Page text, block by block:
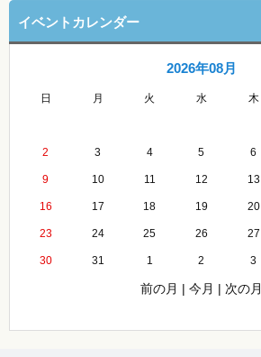
イベントカレンダー
2026年08月
日 月 火 水 木
2 3 4 5 6
9 10 11 12 13
16 17 18 19 20
23 24 25 26 27
30 31 1 2 3
前の月 | 今月 | 次の月